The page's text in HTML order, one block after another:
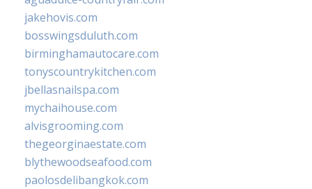
jakehovis.com
bosswingsduluth.com
birminghamautocare.com
tonyscountrykitchen.com
jbellasnailspa.com
mychaihouse.com
alvisgrooming.com
thegeorginaestate.com
blythewoodseafood.com
paolosdelibangkok.com